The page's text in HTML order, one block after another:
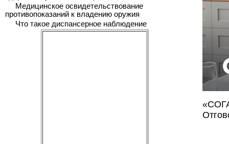
Медицинское освидетельствование
противопоказаний к владению оружия
Что такое диспансерное наблюдение